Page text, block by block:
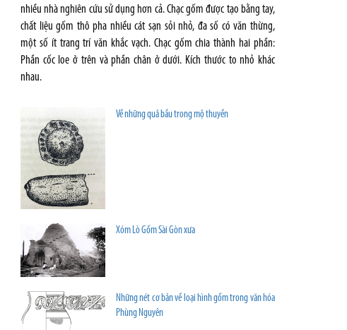
nhiều nhà nghiên cứu sử dụng hơn cả. Chạc gốm được tạo bằng tay,
chất liệu gốm thô pha nhiều cát sạn sỏi nhỏ, đa số có văn thừng,
một số ít trang trí văn khắc vạch. Chạc gốm chia thành hai phần:
Phần cốc loe ở trên và phần chân ở dưới. Kích thước to nhỏ khác
nhau.
Về những quả bầu trong mộ thuyền
Xóm Lò Gốm Sài Gòn xưa
Những nét cơ bản về loại hình gốm trong văn hóa
Phùng Nguyên